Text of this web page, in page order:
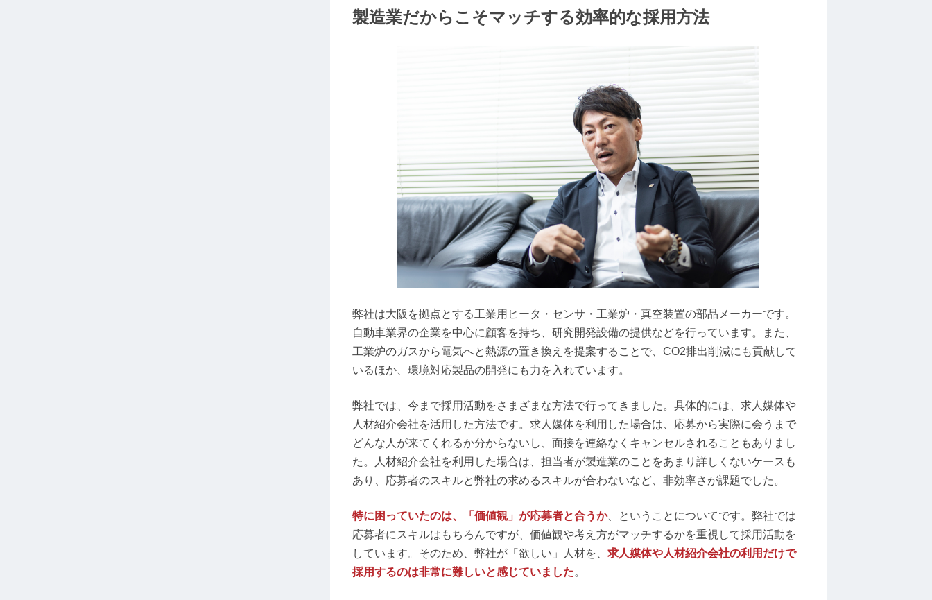
製造業だからこそマッチする効率的な採用方法
弊社は大阪を拠点とする工業用ヒータ・センサ・工業炉・真空装置の部品メーカーです。
自動車業界の企業を中心に顧客を持ち、研究開発設備の提供などを行っています。また、
工業炉のガスから電気へと熱源の置き換えを提案することで、CO2排出削減にも貢献して
いるほか、環境対応製品の開発にも力を入れています。
弊社では、今まで採用活動をさまざまな方法で行ってきました。具体的には、求人媒体や
人材紹介会社を活用した方法です。求人媒体を利用した場合は、応募から実際に会うまで
どんな人が来てくれるか分からないし、面接を連絡なくキャンセルされることもありまし
た。人材紹介会社を利用した場合は、担当者が製造業のことをあまり詳しくないケースも
あり、応募者のスキルと弊社の求めるスキルが合わないなど、非効率さが課題でした。
特に困っていたのは、「価値観」が応募者と合うか、ということについてです。弊社では
応募者にスキルはもちろんですが、価値観や考え方がマッチするかを重視して採用活動を
しています。そのため、弊社が「欲しい」人材を、 求人媒体や人材紹介会社の利用だけで
採用するのは非常に難しいと感じていました。